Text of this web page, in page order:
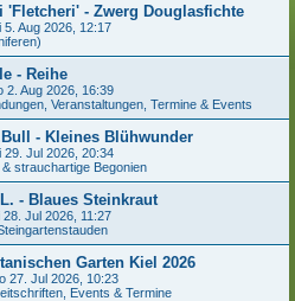
'Fletcheri' - Zwerg Douglasfichte
5. Aug 2026, 12:17
- Reihe
2. Aug 2026, 16:39
Veranstaltungen, Termine & Events
- Kleines Blühwunder
29. Jul 2026, 20:34
strauchartige Begonien
- Blaues Steinkraut
28. Jul 2026, 11:27
Garten Kiel 2026
27. Jul 2026, 10:23
Events & Termine